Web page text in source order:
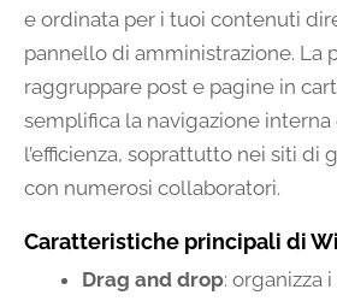
e ordinata per i tuoi contenuti
pannello di amministrazione. La
raggruppare post e pagine in
semplifica la navigazione
l’efficienza, soprattutto nei siti di
con numerosi collaboratori.
Caratteristiche principali di
Drag and drop: organizza